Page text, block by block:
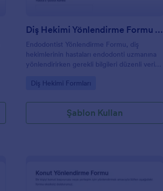
Diş Hekimi Yönlendirme Formu 🦷
Endodontist Yönlendirme Formu, diş
hekimlerinin hastaları endodonti uzmanına
yönlendirirken gerekli bilgileri düzenli veri
yanıtını kolayca takip etmesine yardımcı
Go to Category:
Diş Hekimi Formları
Şablon Kullan